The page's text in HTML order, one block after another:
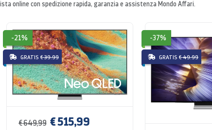
online con spedizione rapida, garanzia e assistenza Mondo Affari.
-21%
GRATIS € 39.99
€ 649,99 € 515,99
-37%
GRATIS € 49.99